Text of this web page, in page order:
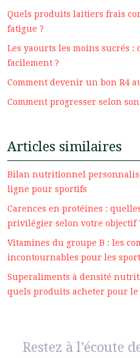
Quels produits laitiers frais
fatigue ?
Les yaourts les moins sucrés :
facilement ?
Comment devenir un bon R4
Comment progresser selon
Articles similaires
Bilan nutritionnel
ligne pour sportifs
Carences en protéines :
privilégier selon votre objectif
Vitamines du groupe B : les
incontournables pour les
Superaliments à densité
quels produits acheter pour le
Restez à l’écoute